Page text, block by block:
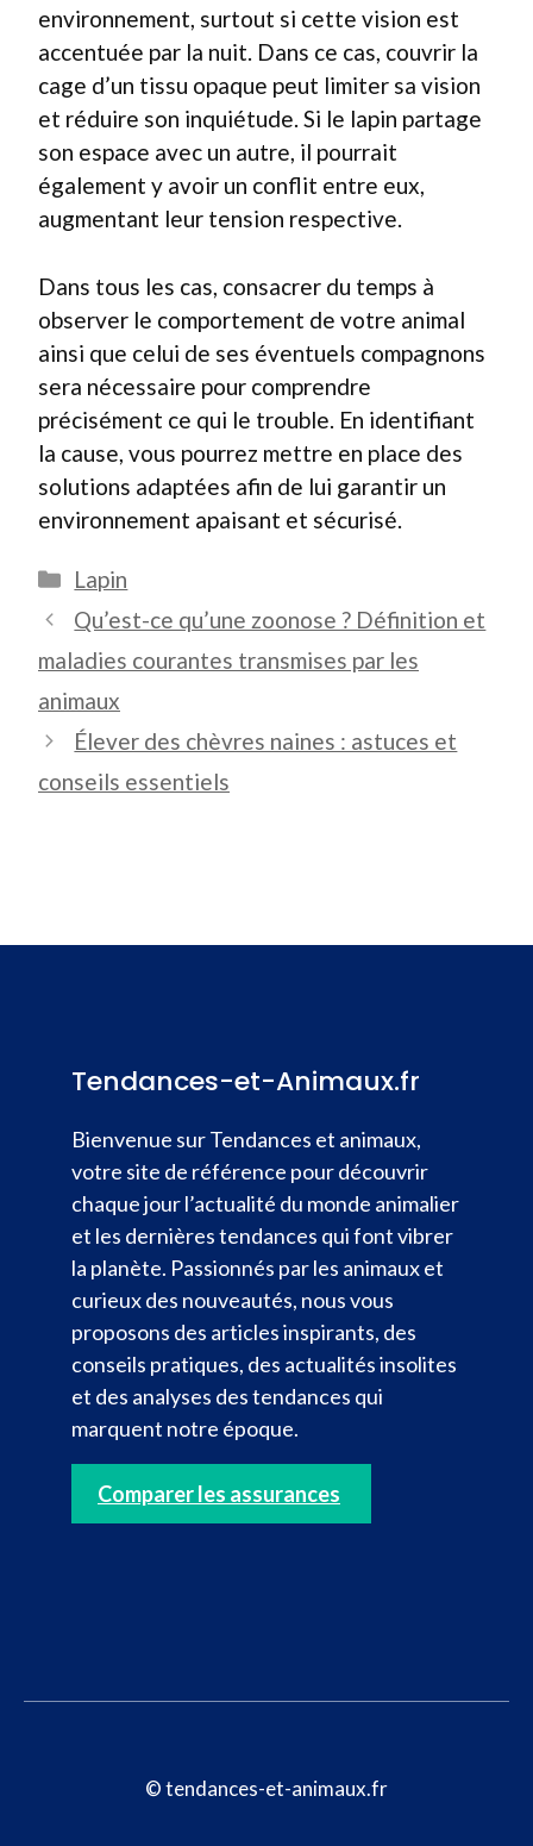
environnement, surtout si cette vision est
accentuée par la nuit. Dans ce cas, couvrir la
cage d’un tissu opaque peut limiter sa vision
et réduire son inquiétude. Si le lapin partage
son espace avec un autre, il pourrait
également y avoir un conflit entre eux,
augmentant leur tension respective.
Dans tous les cas, consacrer du temps à
observer le comportement de votre animal
ainsi que celui de ses éventuels compagnons
sera nécessaire pour comprendre
précisément ce qui le trouble. En identifiant
la cause, vous pourrez mettre en place des
solutions adaptées afin de lui garantir un
environnement apaisant et sécurisé.
Catégories
Lapin
Qu’est-ce qu’une zoonose ? Définition et
maladies courantes transmises par les
animaux
Élever des chèvres naines : astuces et
conseils essentiels
Tendances-et-Animaux.fr
Bienvenue sur Tendances et animaux,
votre site de référence pour découvrir
chaque jour l’actualité du monde animalier
et les dernières tendances qui font vibrer
la planète. Passionnés par les animaux et
curieux des nouveautés, nous vous
proposons des articles inspirants, des
conseils pratiques, des actualités insolites
et des analyses des tendances qui
marquent notre époque.
Comparer les assurances
© tendances-et-animaux.fr